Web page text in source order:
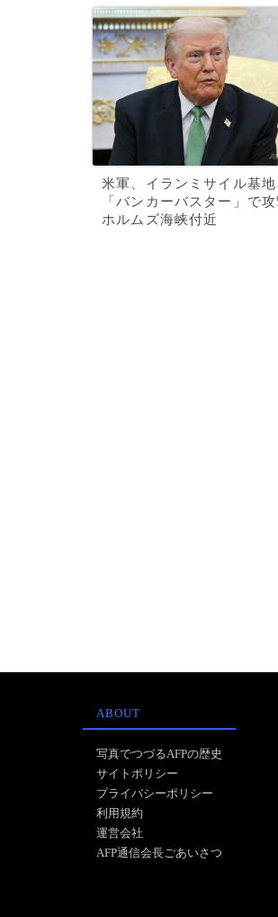
米軍、イランミサイル基地
「バンカーバスター」で
ホルムズ海峡付近
ABOUT
写真でつづるAFPの歴史
サイトポリシー
プライバシーポリシー
利用規約
運営会社
AFP通信会長ごあいさつ